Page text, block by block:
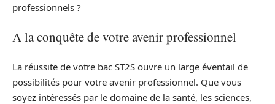
professionnels ?
A la conquête de votre avenir professionnel
La réussite de votre bac ST2S ouvre un large éventail de
possibilités pour votre avenir professionnel. Que vous
soyez intéressés par le domaine de la santé, les sciences,